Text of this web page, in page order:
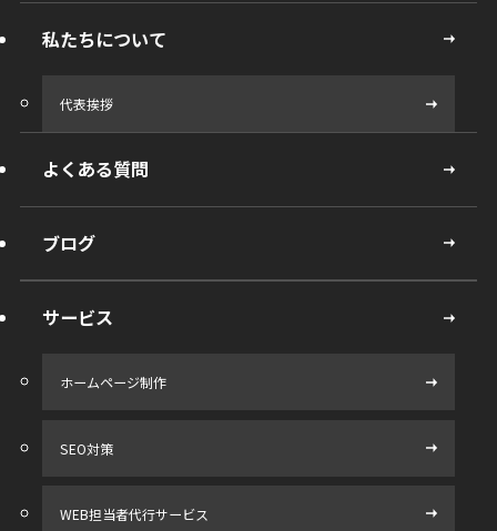
私たちについて
代表挨拶
よくある質問
ブログ
サービス
ホームページ制作
SEO対策
WEB担当者代行サービス